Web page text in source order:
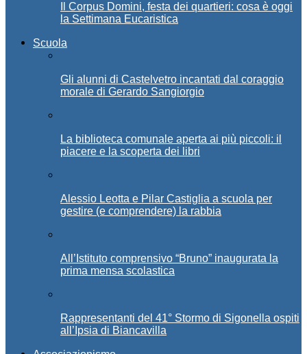
Il Corpus Domini, festa dei quartieri: cosa è oggi
la Settimana Eucaristica
Scuola
Gli alunni di Castelvetro incantati dal coraggio
morale di Gerardo Sangiorgio
La biblioteca comunale aperta ai più piccoli: il
piacere e la scoperta dei libri
Alessio Leotta e Pilar Castiglia a scuola per
gestire (e comprendere) la rabbia
All’Istituto comprensivo “Bruno” inaugurata la
prima mensa scolastica
Rappresentanti del 41° Stormo di Sigonella ospiti
all’Ipsia di Biancavilla